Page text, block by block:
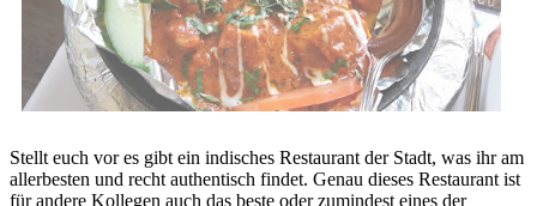
Stellt euch vor es gibt ein indisches Restaurant der Stadt, was ihr am
allerbesten und recht authentisch findet. Genau dieses Restaurant ist
für andere Kollegen auch das beste oder zumindest eines der